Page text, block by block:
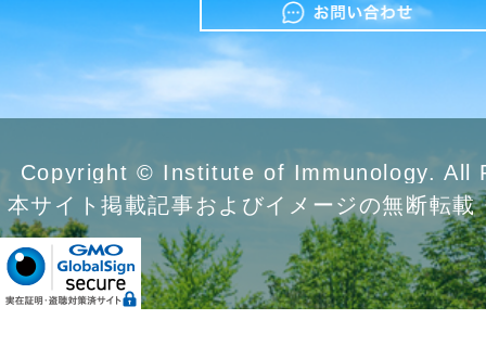
Copyright © Institute of Immunology. All
本サイト掲載記事およびイメージの無断転載